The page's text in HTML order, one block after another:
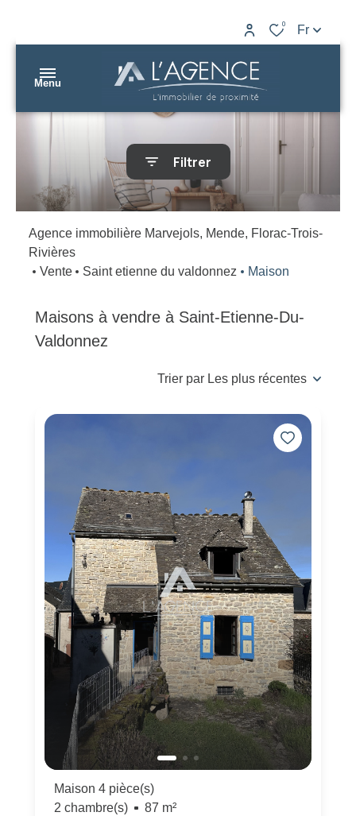
0 Fr
Menu
nos
biens
nos
agences
L’AGENCE
L’AGENCE
Mende
L’AGENCE
Florac
gestion
contact
Filtrer
Agence immobilière Marvejols, Mende, Florac-Trois-
Rivières
Vente
Saint etienne du valdonnez Maison
Maisons à vendre à Saint-Etienne-Du-
Valdonnez
Trier par Les plus récentes
Maison 4 pièce(s)
2 chambre(s)
87 m²